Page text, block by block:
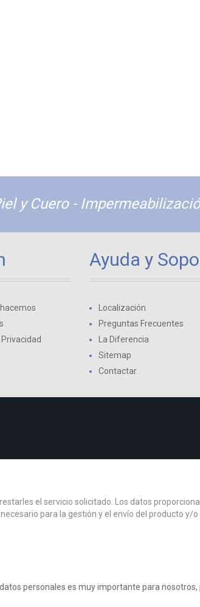
y Cuero -
Ayuda y
Localización
Preguntas Frecuentes
La Diferencia
Sitemap
Contactar
el servicio solicitado. Los datos
para la gestión y el envío del producto y/
datos personales es muy importante para